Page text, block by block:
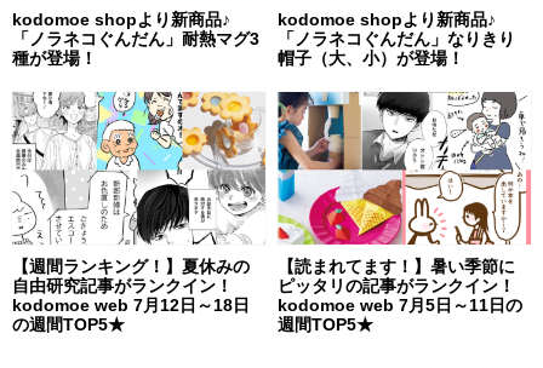
kodomoe shopより新商品♪
「ノラネコぐんだん」耐熱マグ3
種が登場！
kodomoe shopより新商品♪
「ノラネコぐんだん」なりきり
帽子（大、小）が登場！
【週間ランキング！】夏休みの
自由研究記事がランクイン！
kodomoe web 7月12日～18日
の週間TOP5★
【読まれてます！】暑い季節に
ピッタリの記事がランクイン！
kodomoe web 7月5日～11日の
週間TOP5★